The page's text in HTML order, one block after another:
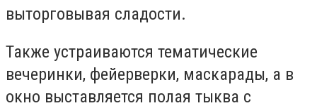
выторговывая сладости.
Также устраиваются тематические
вечеринки, фейерверки, маскарады, а в
окно выставляется полая тыква с